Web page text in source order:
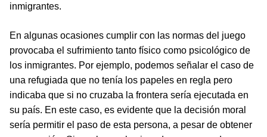
inmigrantes.
En algunas ocasiones cumplir con las normas del juego
provocaba el sufrimiento tanto físico como psicológico de
los inmigrantes. Por ejemplo, podemos señalar el caso de
una refugiada que no tenía los papeles en regla pero
indicaba que si no cruzaba la frontera sería ejecutada en
su país. En este caso, es evidente que la decisión moral
sería permitir el paso de esta persona, a pesar de obtener